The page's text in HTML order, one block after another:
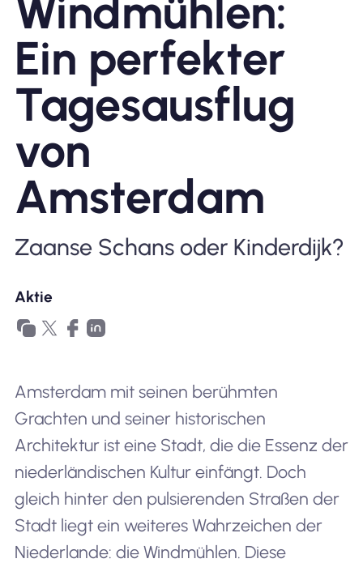
Über eSIM
Warum Nomad eSIM
Verwendung einer eSIM
Windmühlen:
Ein perfekter
Tagesausflug
von
Amsterdam
Zaanse Schans oder Kinderdijk?
Aktie
Amsterdam mit seinen berühmten
Grachten und seiner historischen
Architektur ist eine Stadt, die die Essenz der
niederländischen Kultur einfängt. Doch
gleich hinter den pulsierenden Straßen der
Stadt liegt ein weiteres Wahrzeichen der
Niederlande: die Windmühlen. Diese